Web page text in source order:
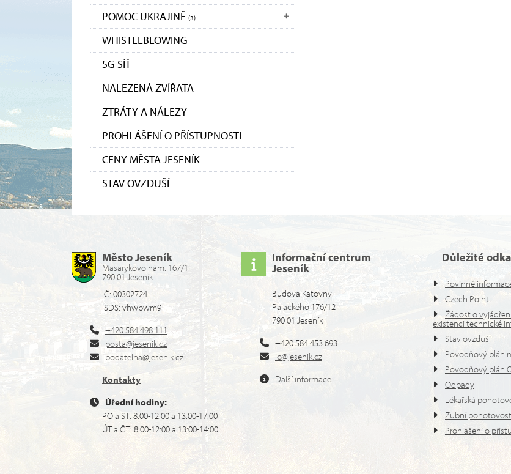
POMOC UKRAJINĚ (3)
WHISTLEBLOWING
5G SÍŤ
NALEZENÁ ZVÍŘATA
ZTRÁTY A NÁLEZY
PROHLÁŠENÍ O PŘÍSTUPNOSTI
CENY MĚSTA JESENÍK
STAV OVZDUŠÍ
Město Jeseník
Masarykovo nám. 167/1
790 01 Jeseník
IČ: 00302724
ISDS: vhwbwm9
+420 584 498 111
posta@jesenik.cz
podatelna@jesenik.cz
Kontakty
Úřední hodiny:
PO a ST: 8:00-12:00 a 13:00-17:00
ÚT a ČT: 8:00-12:00 a 13:00-14:00
Informační centrum
Jeseník
Budova Katovny
Palackého 176/12
790 01 Jeseník
+420 584 453 693
ic@jesenik.cz
Další informace
Důležité
Povinné
Czech Point
Žádost o
existenci technické
Stav ovzduší
Povodňový plán
Povodňový plán
Odpady
Lékařská
Zubní pohotovost
Prohlášení o